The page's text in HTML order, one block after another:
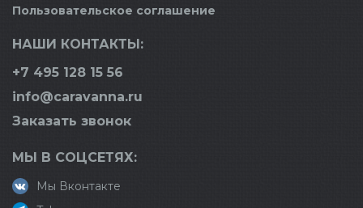
Пользовательское соглашение
НАШИ КОНТАКТЫ:
+7 495 128 15 56
info@caravanna.ru
Заказать звонок
МЫ В СОЦСЕТЯХ:
Мы Вконтакте